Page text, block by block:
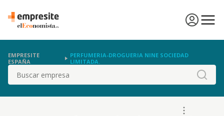
EMPRESITE
ESPAÑA
PERFUMERIA-DROGUERIA NINE SOCIEDAD
LIMITADA.
Buscar